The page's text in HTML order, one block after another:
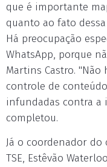
que é importante
quanto ao fato
Há preocupação
WhatsApp, porque
Martins Castro.
controle de
infundadas contra a
completou.
Já o coordenador
TSE, Estêvão